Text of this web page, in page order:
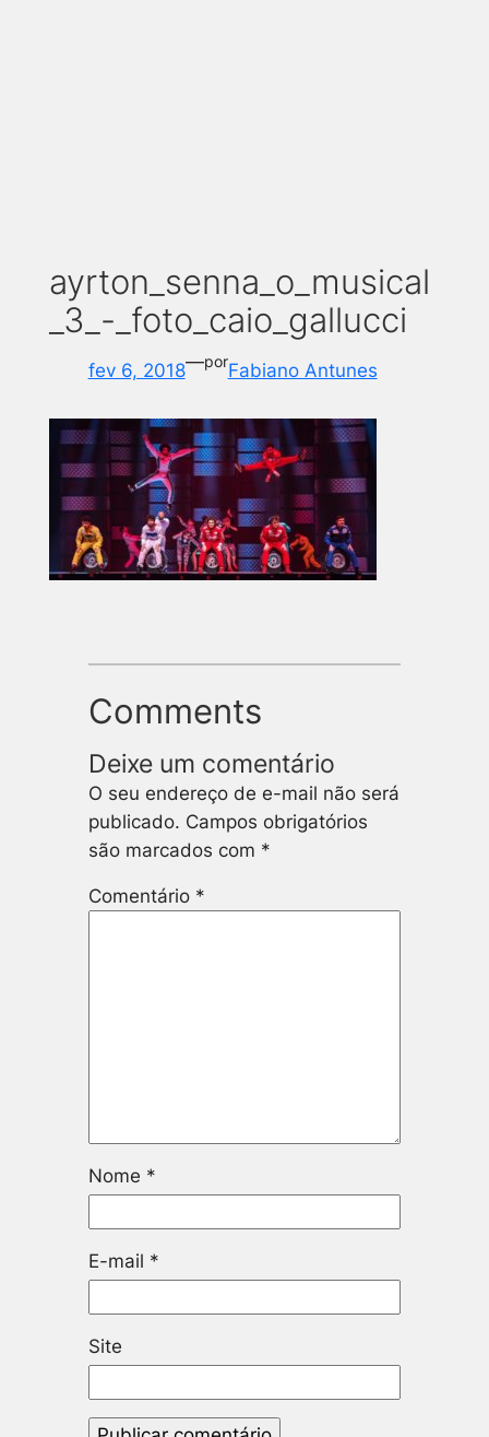
ayrton_senna_o_musical
_3_-_foto_caio_gallucci
fev 6, 2018—porFabiano Antunes
Comments
Deixe um comentário
O seu endereço de e-mail não será
publicado. Campos obrigatórios
são marcados com *
Comentário *
Nome *
E-mail *
Site